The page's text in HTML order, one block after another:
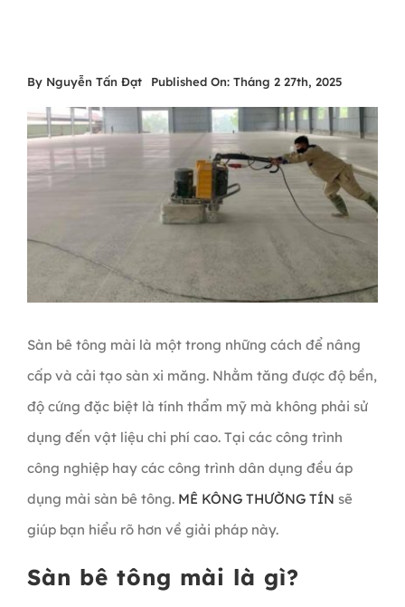
By Nguyễn Tấn Đạt Published On: Tháng 2 27th, 2025
Sàn bê tông mài là một trong những cách để nâng
cấp và cải tạo sàn xi măng. Nhằm tăng được độ bền,
độ cứng đặc biệt là tính thẩm mỹ mà không phải sử
dụng đến vật liệu chi phí cao. Tại các công trình
công nghiệp hay các công trình dân dụng đều áp
dụng mài sàn bê tông. MÊ KÔNG THƯỜNG TÍN sẽ
giúp bạn hiểu rõ hơn về giải pháp này.
Sàn bê tông mài là gì?